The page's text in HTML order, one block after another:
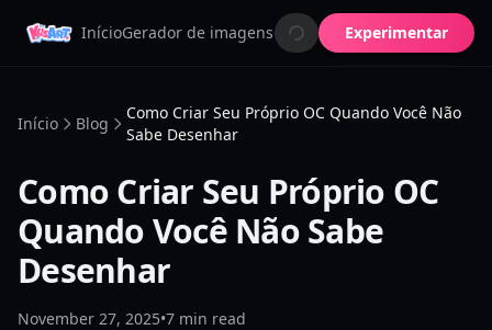
InícioGerador de imagensCriador de OCAnimador de
Experimentar
Início Blog
Como Criar Seu Próprio OC Quando Você Não
Sabe Desenhar
Como Criar Seu Próprio OC
Quando Você Não Sabe
Desenhar
November 27, 2025•7 min read